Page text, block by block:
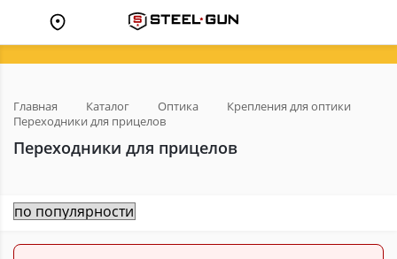
Главная Каталог Оптика
Крепления для оптики
Переходники для прицелов
Переходники для прицелов